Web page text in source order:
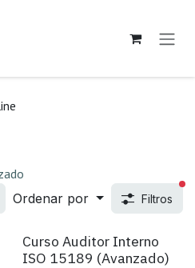
Ordenar por
Filtros
Venta
Curso Auditor Interno
ISO 15189 (Avanzado)